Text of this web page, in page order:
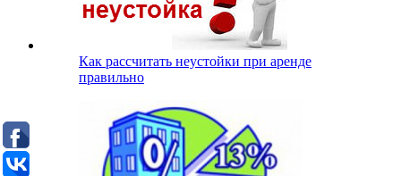
Как рассчитать неустойки при аренде
правильно